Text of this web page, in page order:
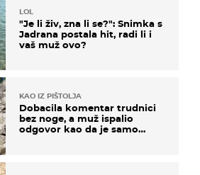
LOL
"Je li živ, zna li se?": Snimka s
Jadrana postala hit, radi li i
vaš muž ovo?
KAO IZ PIŠTOLJA
Dobacila komentar trudnici
bez noge, a muž ispalio
odgovor kao da je samo